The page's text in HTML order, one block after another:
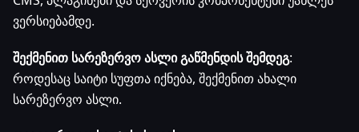
ვერსიებამდე.
შექმენით სარეზერვო ასლი გაწმენდის შემდეგ:
როდესაც საიტი სუფთა იქნება, შექმენით ახალი
სარეზერვო ასლი.